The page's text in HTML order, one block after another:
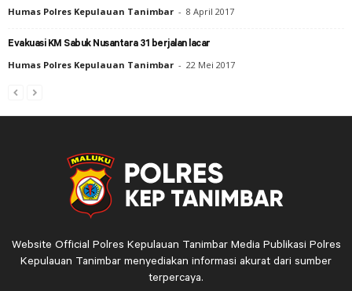
Humas Polres Kepulauan Tanimbar - 8 April 2017
Evakuasi KM Sabuk Nusantara 31 berjalan lacar
Humas Polres Kepulauan Tanimbar - 22 Mei 2017
Website Official Polres Kepulauan Tanimbar Media Publikasi Polres
Kepulauan Tanimbar menyediakan informasi akurat dari sumber
terpercaya.